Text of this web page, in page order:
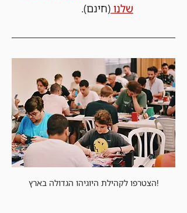
שלנו (חינם).
הצטרפו לקהילת היוגיהו הגדולה בארץ!